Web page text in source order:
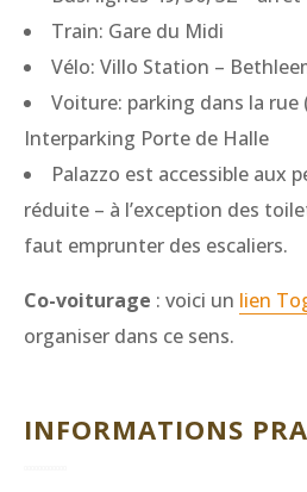
Train: Gare du Midi
Vélo: Villo Station –
Voiture: parking dans la rue
Interparking Porte de Halle
Palazzo est accessible aux
réduite – à l’exception des
faut emprunter des escaliers.
Co-voiturage : voici un lien
organiser dans ce sens.
INFORMATIONS